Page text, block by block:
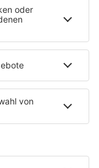
Fahrradparkhaus
Klinik bietet es
auf dem …